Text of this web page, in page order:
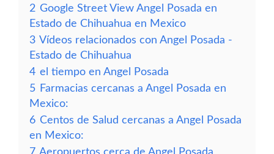
2 Google Street View Angel Posada en
Estado de Chihuahua en Mexico
3 Vídeos relacionados con Angel Posada -
Estado de Chihuahua
4 el tiempo en Angel Posada
5 Farmacias cercanas a Angel Posada en
Mexico:
6 Centos de Salud cercanas a Angel Posada
en Mexico:
7 Aeropuertos cerca de Angel Posada